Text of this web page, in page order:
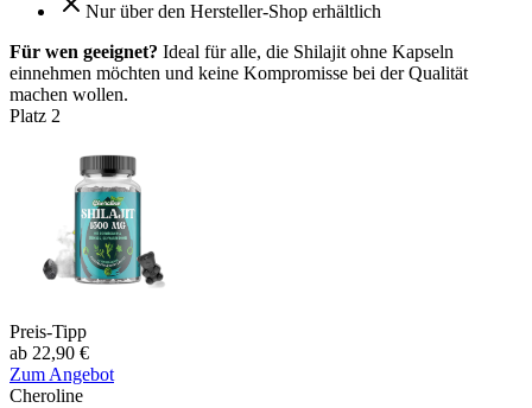
Nur über den Hersteller-Shop erhältlich
Für wen geeignet? Ideal für alle, die Shilajit ohne Kapseln
einnehmen möchten und keine Kompromisse bei der Qualität
machen wollen.
Platz 2
Preis-Tipp
ab 22,90 €
Zum Angebot
Cheroline